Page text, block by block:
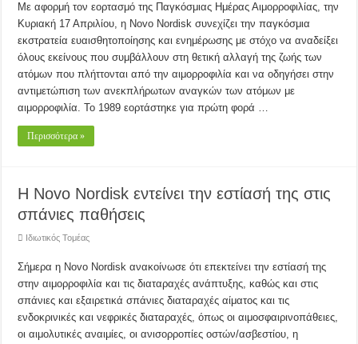
Με αφορμή τον εορτασμό της Παγκόσμιας Ημέρας Αιμορροφιλίας, την
Κυριακή 17 Απριλίου, η Novo Nordisk συνεχίζει την παγκόσμια
εκστρατεία ευαισθητοποίησης και ενημέρωσης με στόχο να αναδείξει
όλους εκείνους που συμβάλλουν στη θετική αλλαγή της ζωής των
ατόμων που πλήττονται από την αιμορροφιλία και να οδηγήσει στην
αντιμετώπιση των ανεκπλήρωτων αναγκών των ατόμων με
αιμορροφιλία. Το 1989 εορτάστηκε για πρώτη φορά …
Περισσότερα »
Η Novo Nordisk εντείνει την εστίασή της στις
σπάνιες παθήσεις
Ιδιωτικός Τομέας
Σήμερα η Novo Nordisk ανακοίνωσε ότι επεκτείνει την εστίασή της
στην αιμορροφιλία και τις διαταραχές ανάπτυξης, καθώς και στις
σπάνιες και εξαιρετικά σπάνιες διαταραχές αίματος και τις
ενδοκρινικές και νεφρικές διαταραχές, όπως οι αιμοσφαιρινοπάθειες,
οι αιμολυτικές αναιμίες, οι ανισορροπίες οστών/ασβεστίου, η